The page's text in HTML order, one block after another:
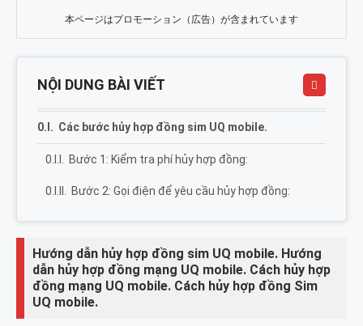
本ページはプロモーション（広告）が含まれています
NỘI DUNG BÀI VIẾT
Các bước hủy hợp đồng sim UQ mobile.
Bước 1: Kiểm tra phí hủy hợp đồng:
Bước 2: Gọi điện để yêu cầu hủy hợp đồng:
Hướng dẫn hủy hợp đồng sim UQ mobile. Hướng
dẫn hủy hợp đồng mạng UQ mobile. Cách hủy hợp
đồng mạng UQ mobile. Cách hủy hợp đồng Sim
UQ mobile.